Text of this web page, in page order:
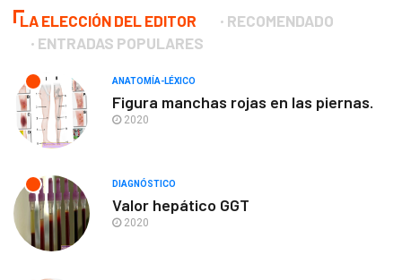
LA ELECCIÓN DEL EDITOR
RECOMENDADO
ENTRADAS POPULARES
ANATOMÍA-LÉXICO
Figura manchas rojas en las piernas.
2020
DIAGNÓSTICO
Valor hepático GGT
2020